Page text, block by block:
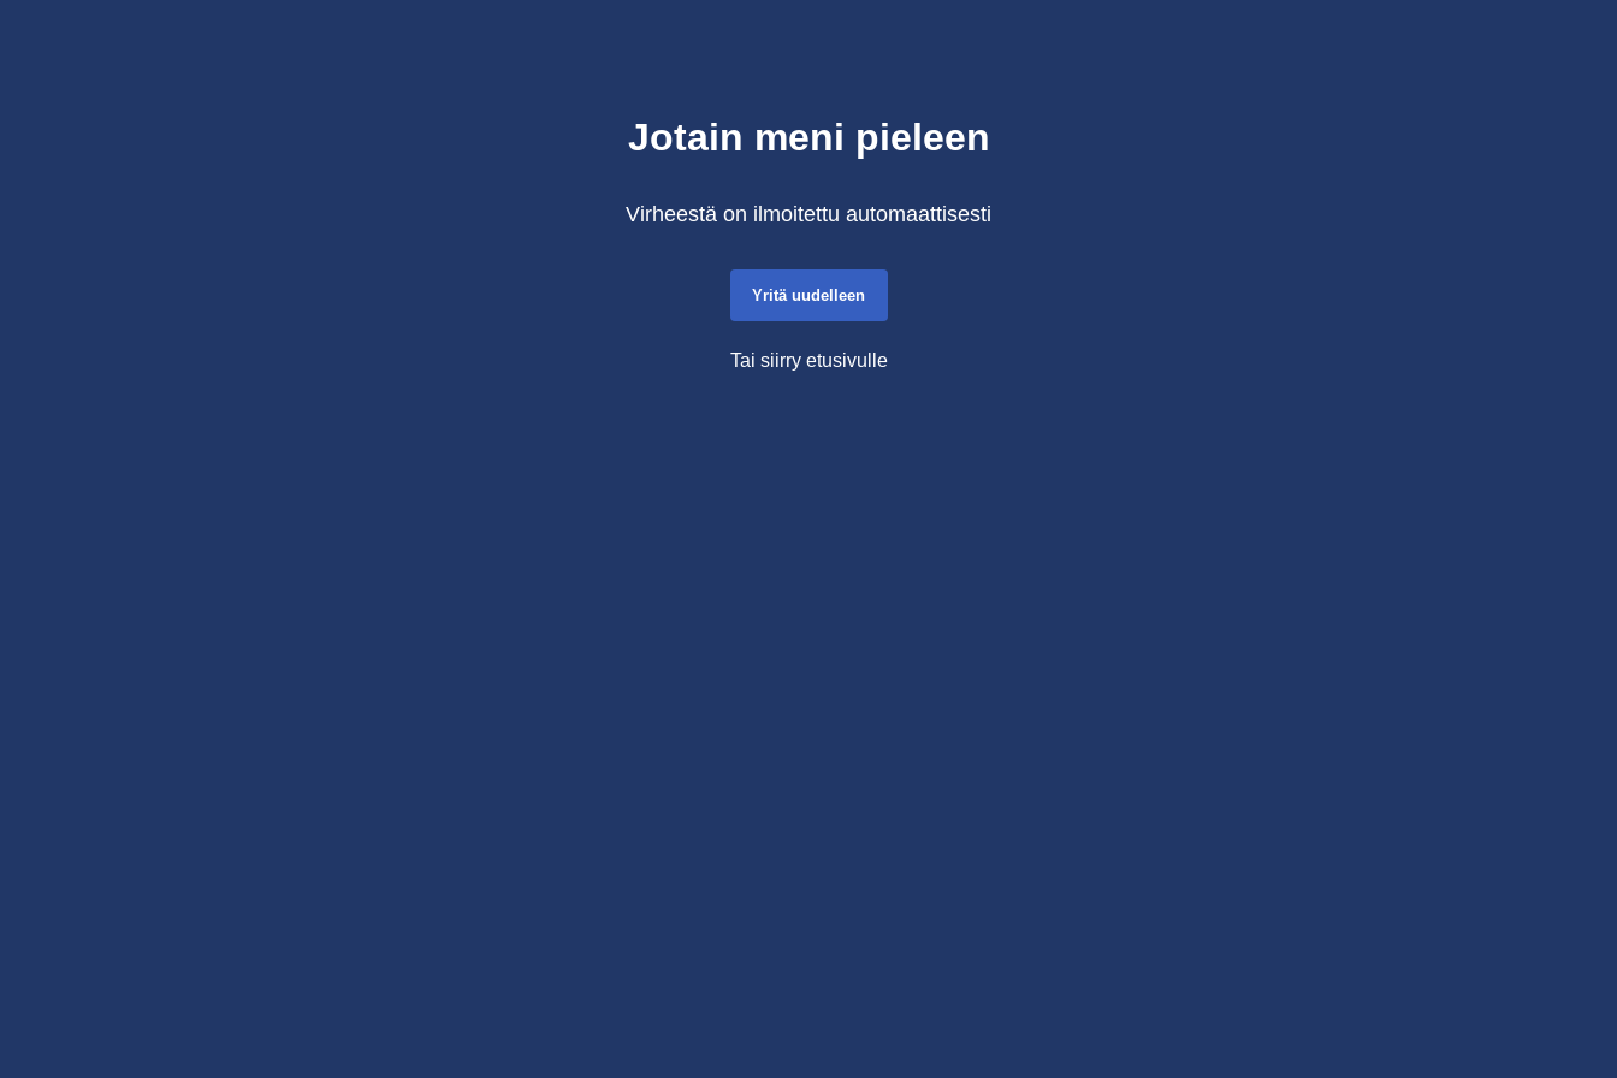
Jotain meni pieleen
Virheestä on ilmoitettu automaattisesti
Yritä uudelleen
Tai siirry etusivulle